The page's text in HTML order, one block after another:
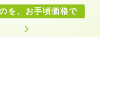
を、お手頃価格で